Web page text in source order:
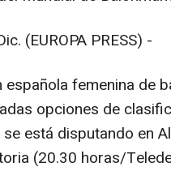
(EUROPA PRESS) -
española femenina de
opciones de
está disputando en
(20.30 horas/